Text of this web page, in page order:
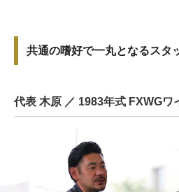
共通の嗜好で一丸となるスタ
代表 木原 ／ 1983年式 FXWGワ